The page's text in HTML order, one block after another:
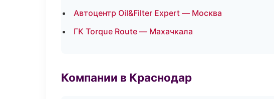
Автоцентр Oil&Filter Expert — Москва
ГК Torque Route — Махачкала
Компании в Краснодар